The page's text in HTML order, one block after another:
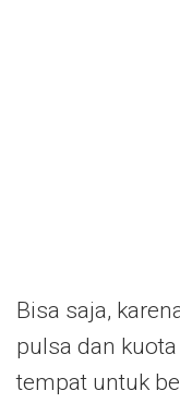
Bisa saja,
pulsa dan
tempat untuk